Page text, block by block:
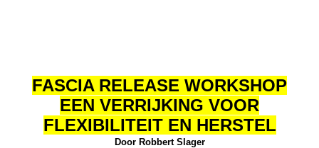
FASCIA RELEASE WORKSHOP
EEN VERRIJKING VOOR
FLEXIBILITEIT EN HERSTEL
Door Robbert Slager